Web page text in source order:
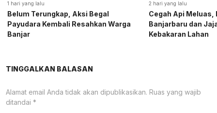
1 hari yang lalu
Belum Terungkap, Aksi Begal
Payudara Kembali Resahkan Warga
Banjar
2 hari yang lalu
Cegah Api Meluas,
Banjarbaru dan
Kebakaran Lahan
TINGGALKAN BALASAN
Alamat email Anda tidak akan dipublikasikan. Ruas yang wajib
ditandai *